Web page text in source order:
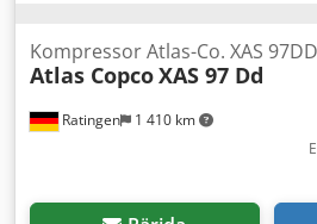
Ratingen 1 410 km
Kompressor Atlas-Co. XAS 97DD
Atlas CopcoXAS 97 Dd